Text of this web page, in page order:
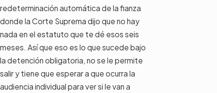
redeterminación automática de la fianza
donde la Corte Suprema dijo que no hay
nada en el estatuto que te dé esos seis
meses. Así que eso es lo que sucede bajo
la detención obligatoria, no se le permite
salir y tiene que esperar a que ocurra la
audiencia individual para ver si le van a